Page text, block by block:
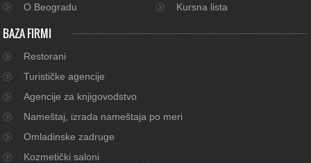
O Beogradu
Kursna lista
BAZA FIRMI
Restorani
Turističke agencije
Agencije za knjigovodstvo
Nameštaj, izrada nameštaja po meri
Omladinske zadruge
Kozmetički saloni